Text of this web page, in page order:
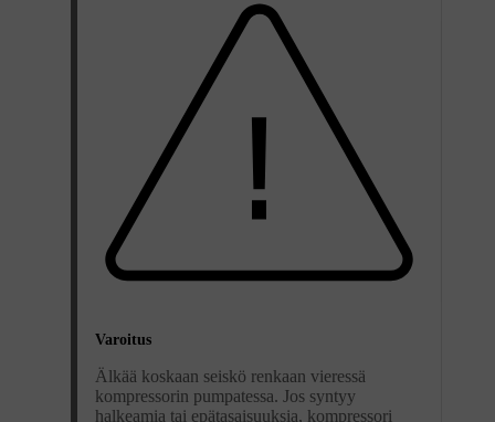
Varoitus
Älkää koskaan seiskö renkaan vieressä
kompressorin pumpatessa. Jos syntyy
halkeamia tai epätasaisuuksia, kompressori